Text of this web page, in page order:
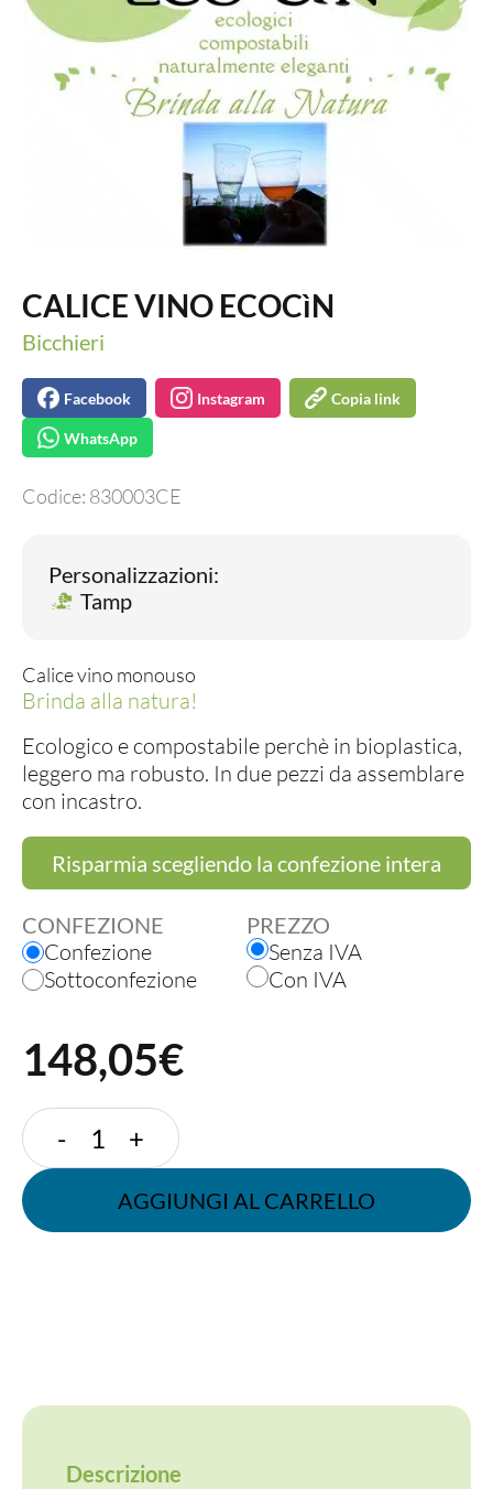
CALICE VINO ECOCìN
Bicchieri
Facebook Instagram Copia link
WhatsApp
Codice: 830003CE
Personalizzazioni:
Tamp
Calice vino monouso
Brinda alla natura!
Ecologico e compostabile perchè in bioplastica,
leggero ma robusto. In due pezzi da assemblare
con incastro.
Risparmia scegliendo la confezione intera
CONFEZIONE PREZZO
Confezione
Sottoconfezione
Senza IVA
Con IVA
148,05€
-
CALICE
VINO
ECOCìN
quantità
+
AGGIUNGI AL CARRELLO
Descrizione